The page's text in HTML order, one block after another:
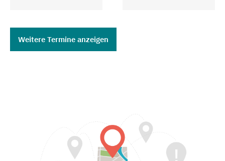
Weitere Termine anzeigen